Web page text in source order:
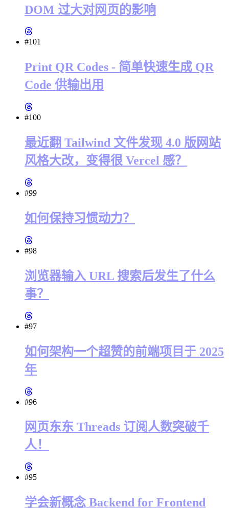
DOM 过大对网页的影响
#101
Print QR Codes - 简单快速生成 QR
Code 供输出用
#100
最近翻 Tailwind 文件发现 4.0 版网站
风格大改，变得很 Vercel 感？
#99
如何保持习惯动力？
#98
浏览器输入 URL 搜索后发生了什么
事？
#97
如何架构一个超赞的前端项目于 2025
年
#96
网页东东 Threads 订阅人数突破千
人！
#95
学会新概念 Backend for Frontend